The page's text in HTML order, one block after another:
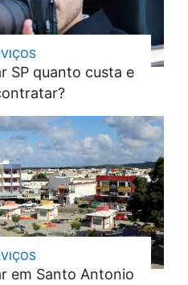
SP quanto custa e
em Santo Antonio